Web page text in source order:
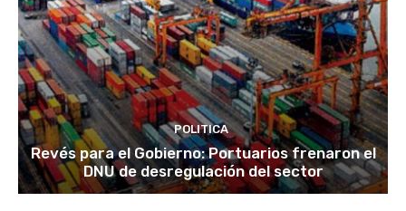
POLITICA
Revés para el Gobierno: Portuarios frenaron el
DNU de desregulación del sector